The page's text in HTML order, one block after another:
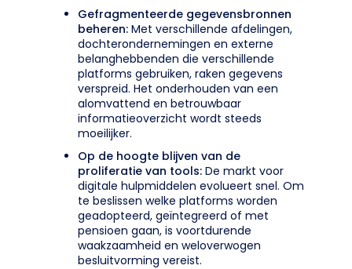
Gefragmenteerde gegevensbronnen
beheren: Met verschillende afdelingen,
dochterondernemingen en externe
belanghebbenden die verschillende
platforms gebruiken, raken gegevens
verspreid. Het onderhouden van een
alomvattend en betrouwbaar
informatieoverzicht wordt steeds
moeilijker.
Op de hoogte blijven van de
proliferatie van tools: De markt voor
digitale hulpmiddelen evolueert snel. Om
te beslissen welke platforms worden
geadopteerd, geïntegreerd of met
pensioen gaan, is voortdurende
waakzaamheid en weloverwogen
besluitvorming vereist.